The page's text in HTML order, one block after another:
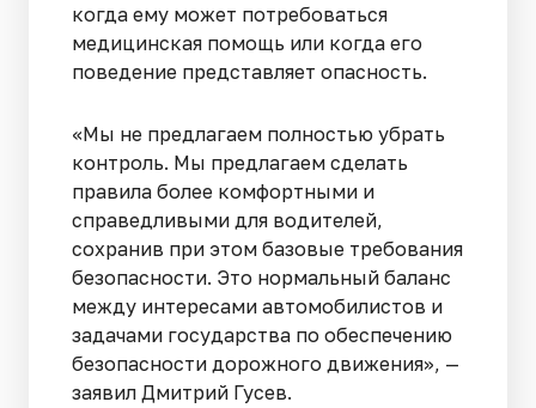
когда ему может потребоваться
медицинская помощь или когда его
поведение представляет опасность.
«Мы не предлагаем полностью убрать
контроль. Мы предлагаем сделать
правила более комфортными и
справедливыми для водителей,
сохранив при этом базовые требования
безопасности. Это нормальный баланс
между интересами автомобилистов и
задачами государства по обеспечению
безопасности дорожного движения», —
заявил Дмитрий Гусев.